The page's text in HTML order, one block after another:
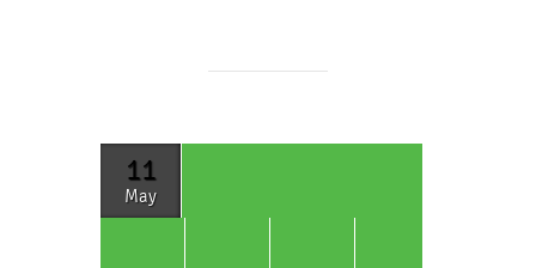
11
May